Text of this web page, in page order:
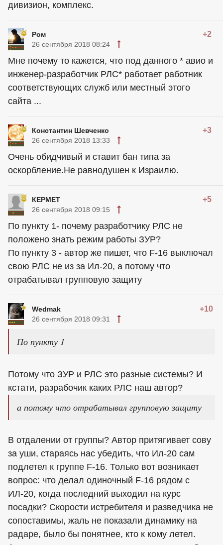
дивизион, комплекс.
Ром +2
26 сентября 2018 08:24
Мне почему то кажется, что под данного * авио и
инженер-разработчик РЛС* работает работник
соответствующих служб или местный этого
сайта ...
Константин Шевченко +3
26 сентября 2018 13:33
Очень обидчивый и ставит бан типа за
оскорбление.Не равнодушен к Израилю.
КЕРМЕТ +5
26 сентября 2018 09:15
По пункту 1- почему разработчику РЛС не
положено знать режим работы ЗУР?
По пункту 3 - автор же пишет, что F-16 выключал
свою РЛС не из за Ил-20, а потому что
отрабатывал групповую защиту
Wedmak +10
26 сентября 2018 09:31
По пункту 1
Потому что ЗУР и РЛС это разные системы? И
кстати, разрабочик каких РЛС наш автор?
а потому что отрабатывал групповую защиту
В отдалении от группы? Автор притягивает сову
за уши, стараясь нас убедить, что Ил-20 сам
подлетел к группе F-16. Только вот возникает
вопрос: что делал одиночный F-16 рядом c
ИЛ-20, когда последний выходил на курс
посадки? Скорости истребителя и разведчика не
сопоставимы, жаль не показали динамику на
радаре, было бы понятнее, кто к кому летел.